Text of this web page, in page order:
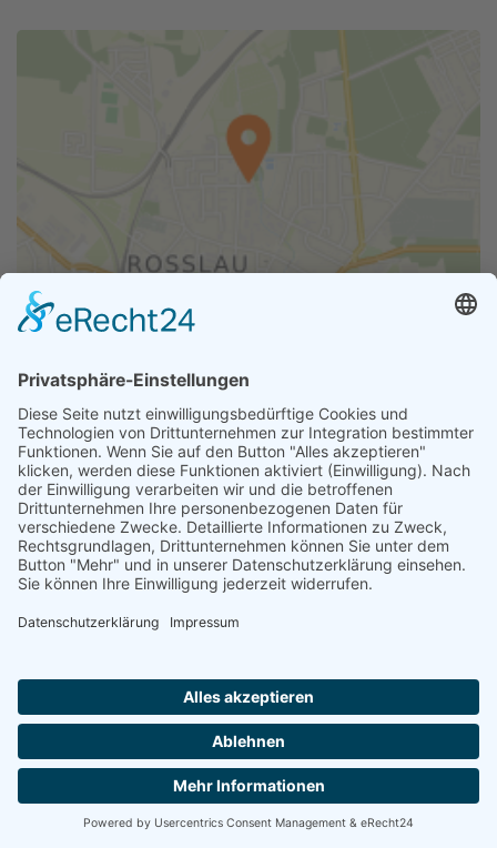
Amtsmühle Roßlau
Sie suchen einen Platz in einer Seniorenresidenz?
Wir sind auch telefonisch für Sie da und helfen.
Montag-Freitag von 8:00 - 16:30 Uhr
0800 800 666 0